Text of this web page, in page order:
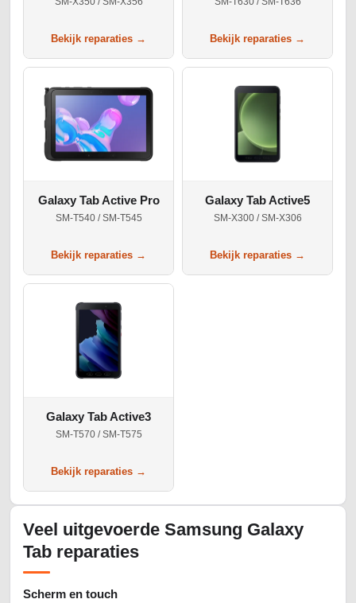
SM-X350 / SM-X356
Bekijk reparaties →
SM-T630 / SM-T636
Bekijk reparaties →
Galaxy Tab Active Pro
SM-T540 / SM-T545
Bekijk reparaties →
Galaxy Tab Active5
SM-X300 / SM-X306
Bekijk reparaties →
Galaxy Tab Active3
SM-T570 / SM-T575
Bekijk reparaties →
Veel uitgevoerde Samsung Galaxy
Tab reparaties
Scherm en touch